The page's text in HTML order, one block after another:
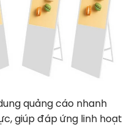
quảng cáo nhanh
giúp đáp ứng linh hoạt